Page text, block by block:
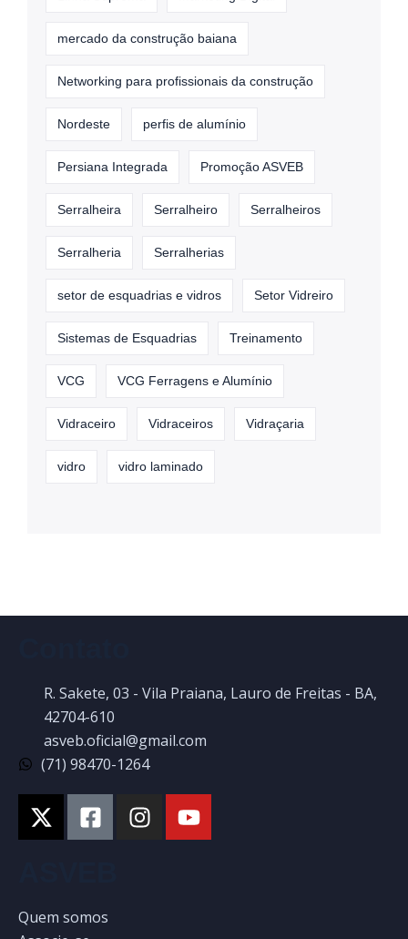
mercado da construção baiana
Networking para profissionais da construção
Nordeste perfis de alumínio
Persiana Integrada Promoção ASVEB
Serralheira Serralheiro Serralheiros
Serralheria Serralherias
setor de esquadrias e vidros Setor Vidreiro
Sistemas de Esquadrias Treinamento
VCG VCG Ferragens e Alumínio
Vidraceiro Vidraceiros Vidraçaria
vidro vidro laminado
R. Sakete, 03 - Vila Praiana, Lauro de Freitas - BA,
42704-610
asveb.oficial@gmail.com
(71) 98470-1264
Quem somos